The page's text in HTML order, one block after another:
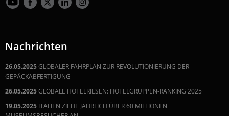
Nachrichten
26.05.2025GLOBALER FAHRPLAN ZUR REVOLUTIONIERUNG DER
GEPÄCKABFERTIGUNG
26.05.2025GLOBALE HOTELRIESEN: HOTELGRUPPEN-RANKING 2025
19.05.2025 ITALIEN ZIEHT JÄHRLICH ÜBER 60 MILLIONEN